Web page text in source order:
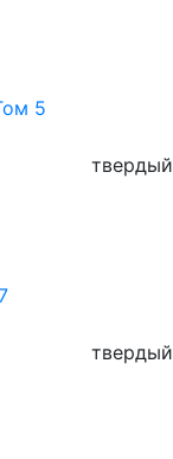
твердый
твердый